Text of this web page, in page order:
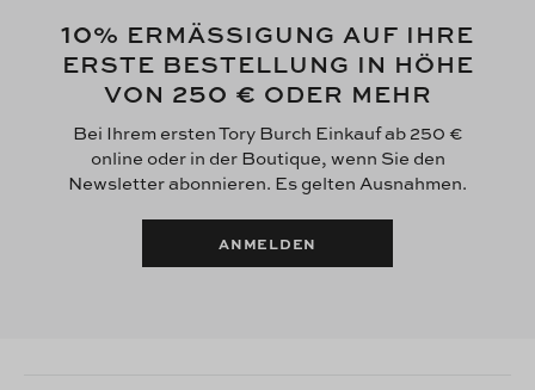
10% ERMÄSSIGUNG AUF IHRE
ERSTE BESTELLUNG IN HÖHE
VON 250 € ODER MEHR
Bei Ihrem ersten Tory Burch Einkauf ab 250 €
online oder in der Boutique, wenn Sie den
Newsletter abonnieren. Es gelten Ausnahmen.
ANMELDEN